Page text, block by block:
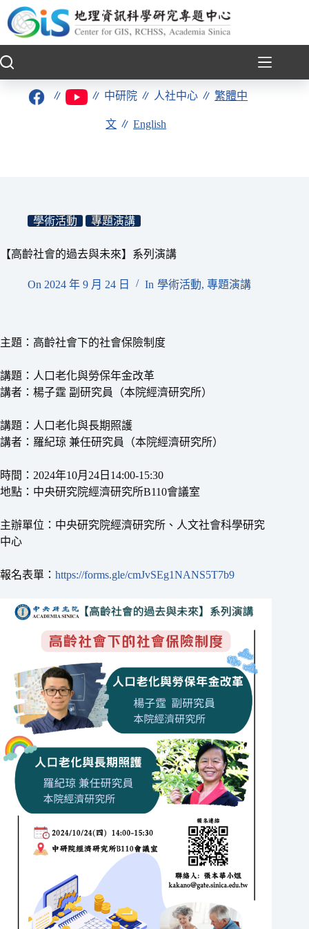
至
要
∥ ∥ 中研院 ∥ 人社中心 ∥繁體中
文 ∥English
學術活動 專題演講
【高齡社會的過去與未來】系列演講
On 2024 年 9 月 24 日 In 學術活動, 專題演講
主題：高齡社會下的社會保險制度
講題：人口老化與勞保年金改革
講者：楊子霆 副研究員（本院經濟研究所）
講題：人口老化與長期照護
講者：羅紀琼 兼任研究員（本院經濟研究所）
時間：2024年10月24日14:00-15:30
地點：中央研究院經濟研究所B110會議室
主辦單位：中央研究院經濟研究所、人文社會科學研究
中心
報名表單： https://forms.gle/cmJvSEg1NANS5T7b9